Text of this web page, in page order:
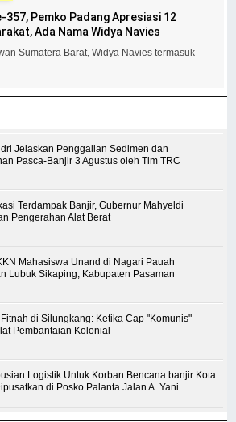
357, Pemko Padang Apresiasi 12
Ada Nama Widya Navies
Sumatera Barat, Widya Navies termasuk
Jelaskan Penggalian Sedimen dan
Pasca-Banjir 3 Agustus oleh Tim TRC
Terdampak Banjir, Gubernur Mahyeldi
Pengerahan Alat Berat
Mahasiswa Unand di Nagari Pauah
Lubuk Sikaping, Kabupaten Pasaman
di Silungkang: Ketika Cap "Komunis"
Pembantaian Kolonial
Logistik Untuk Korban Bencana banjir Kota
di Posko Palanta Jalan A. Yani